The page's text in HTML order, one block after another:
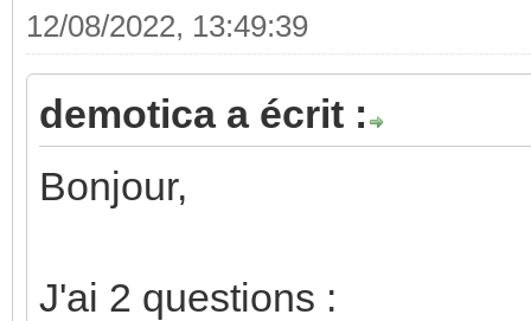
12/08/2022, 13:49:39
demotica a écrit :
Bonjour,
J'ai 2 questions :